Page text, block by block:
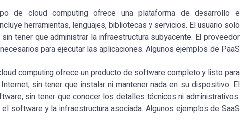
de cloud computing ofrece una plataforma de desarrollo e
herramientas, lenguajes, bibliotecas y servicios. El usuario solo
tener que administrar la infraestructura subyacente. El proveedor
para ejecutar las aplicaciones. Algunos ejemplos de PaaS
computing ofrece un producto de software completo y listo para
sin tener que instalar ni mantener nada en su dispositivo. El
sin tener que conocer los detalles técnicos ni administrativos.
software y la infraestructura asociada. Algunos ejemplos de SaaS